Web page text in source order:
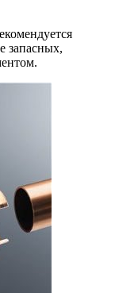
запасных,